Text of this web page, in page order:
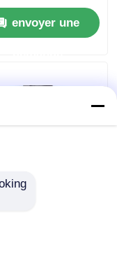
de
robe et rails
pour portes
envoyer une